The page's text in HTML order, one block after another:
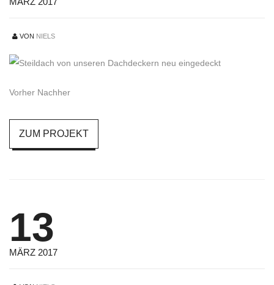
VON NIELS
Vorher Nachher
ZUM PROJEKT
13
MÄRZ 2017